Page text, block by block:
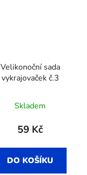
Velikonoční sada
vykrajovaček č.3
Skladem
59 Kč
DO KOŠÍKU